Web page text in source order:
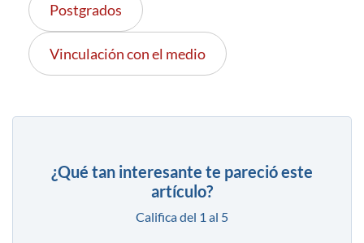
Postgrados
Vinculación con el medio
¿Qué tan interesante te pareció este
artículo?
Califica del 1 al 5